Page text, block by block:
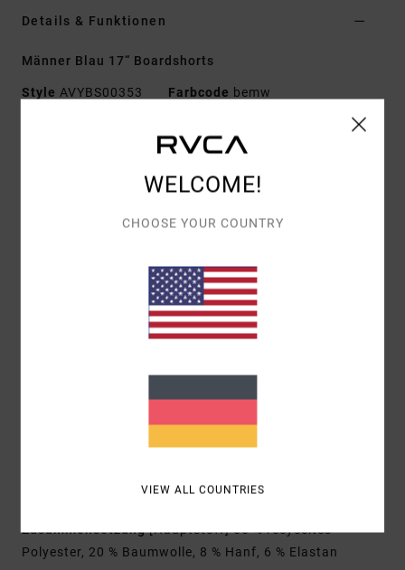
Details & Funktionen
Männer Blau 17“ Boardshorts
Style AVYBS00353 Farbcode bemw
Material: Mischgewebe mit 4-Way-Stretch aus 66 %
recyceltem Polyester, 20 % Baumwolle, 8 % Hanf und 6
Taille/Bund: Elastischer Bund
Außennaht: 43,2 cm Außennaht, kurze Länge
Verschluss: Kordelzugverschluss
Aufgesetzte Gesäßtasche
Logo: RVCA-Label auf der hinteren Tasche
Zusammensetzung[Hauptstoff] 66 % recyceltes
Polyester, 20 % Baumwolle, 8 % Hanf, 6 % Elastan
WELCOME!
CHOOSE YOUR COUNTRY
VIEW ALL COUNTRIES